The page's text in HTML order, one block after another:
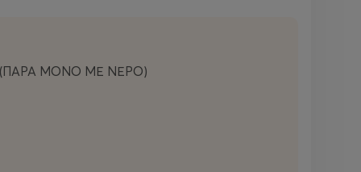
(ΠΑΡΑ ΜΟΝΟ ΜΕ ΝΕΡΟ)